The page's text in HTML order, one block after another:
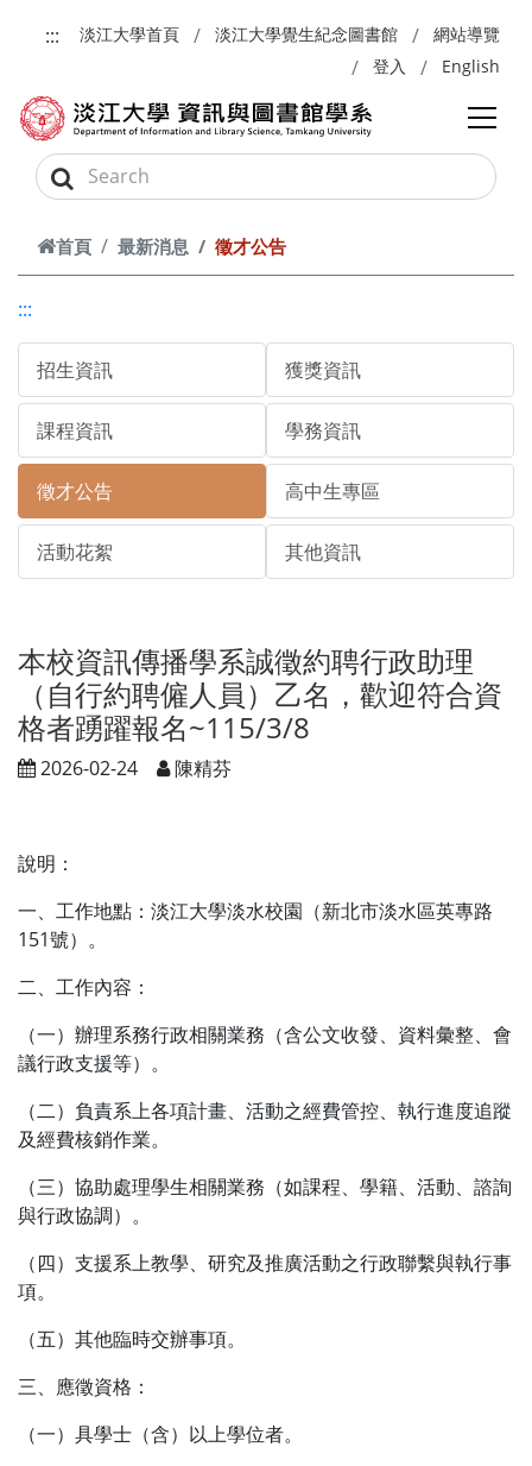
:::
淡江大學首頁 淡江大學覺生紀念圖書館
網站導覽
登入
English
首頁 最新消息 徵才公告
:::
招生資訊 獲獎資訊
課程資訊 學務資訊
徵才公告 高中生專區
活動花絮 其他資訊
本校資訊傳播學系誠徵約聘行政助理
（自行約聘僱人員）乙名，歡迎符合資
格者踴躍報名~115/3/8
2026-02-24 陳精芬
說明：
一、工作地點：淡江大學淡水校園（新北市淡水區英專路
151號）。
二、工作內容：
（一）辦理系務行政相關業務（含公文收發、資料彙整、會
議行政支援等）。
（二）負責系上各項計畫、活動之經費管控、執行進度追蹤
及經費核銷作業。
（三）協助處理學生相關業務（如課程、學籍、活動、諮詢
與行政協調）。
（四）支援系上教學、研究及推廣活動之行政聯繫與執行事
項。
（五）其他臨時交辦事項。
三、應徵資格：
（一）具學士（含）以上學位者。